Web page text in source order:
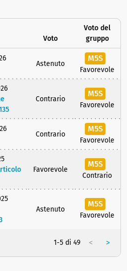
Voto
Voto del
gruppo
Astenuto
M5S
Favorevole
Contrario
M5S
Favorevole
Contrario
M5S
Favorevole
Favorevole
M5S
Contrario
Astenuto
M5S
Favorevole
1-5 di 49 < >